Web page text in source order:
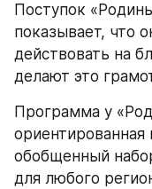
Поступок
показывает, что
действовать на
делают это
Программа у
ориентированная
обобщенный
для любого